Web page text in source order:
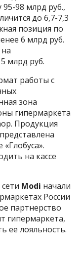
98 млрд руб.,
до 6,7-7,3
позиция по
6 млрд руб.
млрд руб.
работы с
зона
гипермаркета
Продукция
на кассе
Modi начали
России
партнерство
гипермаркета,
ее лояльность.